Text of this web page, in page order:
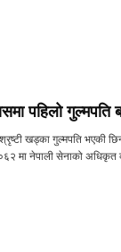
पहिलो गुल्मपति
खड्का गुल्मपति भएकी
मा नेपाली सेनाको